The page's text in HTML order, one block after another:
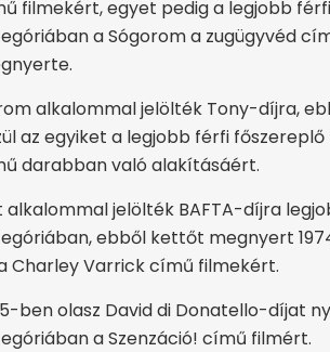
filmekért, egyet pedig a legjobb
a Sógorom a zugügyvéd
alkalommal jelölték Tony-díjra,
az egyiket a legjobb férfi
darabban való alakításáért.
alkalommal jelölték BAFTA-díjra
ebből kettőt megnyert
Charley Varrick című filmekért.
ben olasz David di Donatello-díjat
a Szenzáció! című filmért.